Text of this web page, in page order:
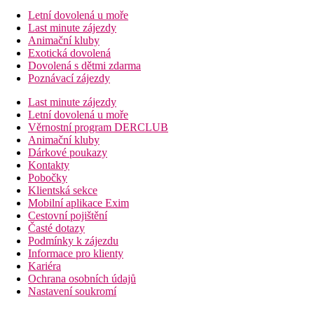
Letní dovolená u moře
Last minute zájezdy
Animační kluby
Exotická dovolená
Dovolená s dětmi zdarma
Poznávací zájezdy
Last minute zájezdy
Letní dovolená u moře
Věrnostní program DERCLUB
Animační kluby
Dárkové poukazy
Kontakty
Pobočky
Klientská sekce
Mobilní aplikace Exim
Cestovní pojištění
Časté dotazy
Podmínky k zájezdu
Informace pro klienty
Kariéra
Ochrana osobních údajů
Nastavení soukromí